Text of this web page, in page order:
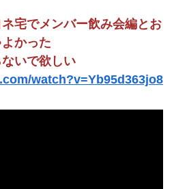
ネ宅でメンバー飲み会編とお
かった
いで欲しい
watch?v=Yb95d363jo8